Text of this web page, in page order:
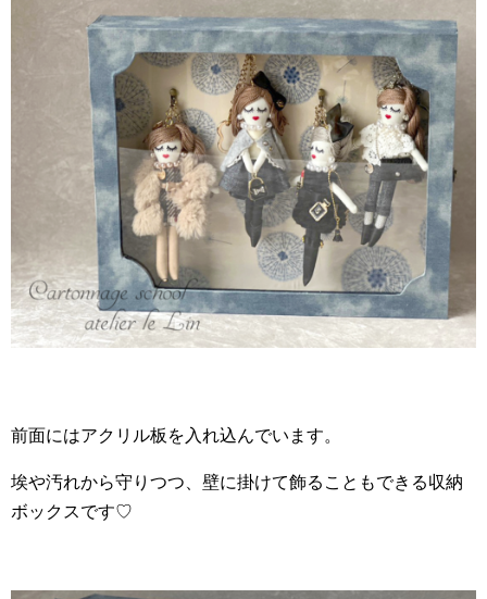
前面にはアクリル板を入れ込んでいます。
埃や汚れから守りつつ、壁に掛けて飾ることもできる収納
ボックスです♡